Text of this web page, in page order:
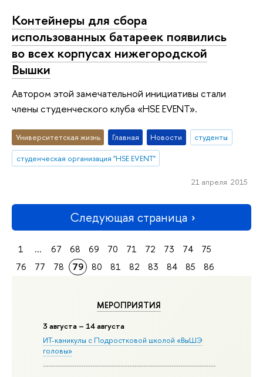
МЕРОПРИЯТИЯ
3 августа – 14 августа
ИТ-каникулы с Подростковой школой «ВыШЭ
головы»
Контейнеры для сбора
использованных батареек появились
во всех корпусах нижегородской
Вышки
Автором этой замечательной инициативы стали
члены студенческого клуба «HSE EVENT».
Университетская жизнь Главная Новости
студенты
студенческая организация "HSE EVENT"
21 апреля 2015
Следующая страница
1 ... 67 68 69 70 71 72 73 74
75
76
77 78 79 80 81 82 83 84 85 86